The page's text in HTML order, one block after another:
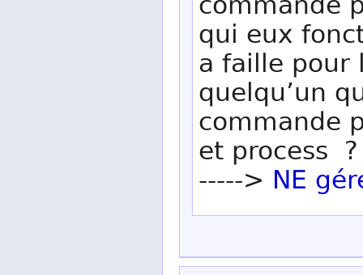
commande
qui eux
a faille pour
quelqu’un
commande
et process ?
-----> NE